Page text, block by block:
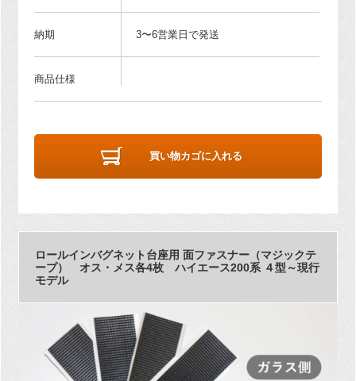
納期 3〜6営業日で発送
商品仕様
買い物カゴに入れる
ロールインバグネット台座用 面ファスナー（マジックテ
ープ） オス・メス各4枚 ハイエース200系 ４型～現行
モデル